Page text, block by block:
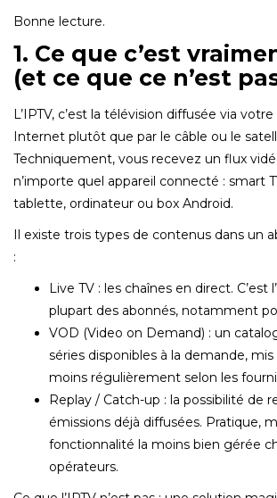
Bonne lecture.
1. Ce que c’est
(et ce que ce n’est
L’IPTV, c’est la télévision diffusée via
Internet plutôt que par le câble ou le
Techniquement, vous recevez un flux
n’importe quel appareil connecté : smart
tablette, ordinateur ou box Android.
Il existe trois types de contenus dans un
:
Live TV : les chaînes en direct. C’est
plupart des abonnés, notamment
VOD (Video on Demand) : un
séries disponibles à la demande, mis
moins régulièrement selon les
Replay / Catch-up : la possibilité de
émissions déjà diffusées. Pratique,
fonctionnalité la moins bien gérée
opérateurs.